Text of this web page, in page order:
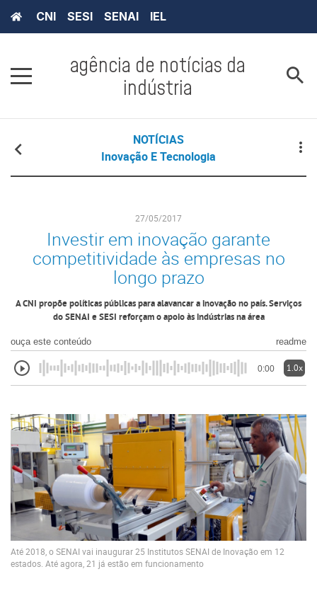
CNI SESI SENAI IEL
agência de notícias da
indústria
NOTÍCIAS
Inovação E Tecnologia
27/05/2017
Investir em inovação garante
competitividade às empresas no
longo prazo
A CNI propõe políticas públicas para alavancar a inovação no país. Serviços
do SENAI e SESI reforçam o apoio às indústrias na área
ouça este conteúdo readme
0:00 1.0x
Até 2018, o SENAI vai inaugurar 25 Institutos SENAI de Inovação em 12
estados. Até agora, 21 já estão em funcionamento